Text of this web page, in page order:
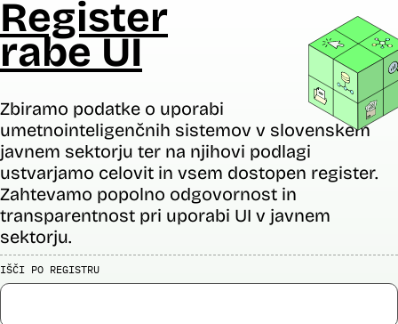
Register
rabe UI
Zbiramo podatke o uporabi
umetnointeligenčnih sistemov v slovenskem
javnem sektorju ter na njihovi podlagi
ustvarjamo celovit in vsem dostopen register.
Zahtevamo popolno odgovornost in
transparentnost pri uporabi UI v javnem
sektorju.
IŠČI PO REGISTRU